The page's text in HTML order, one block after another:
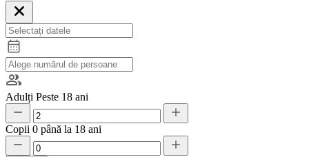
Adulți Peste 18 ani
Copii 0 până la 18 ani